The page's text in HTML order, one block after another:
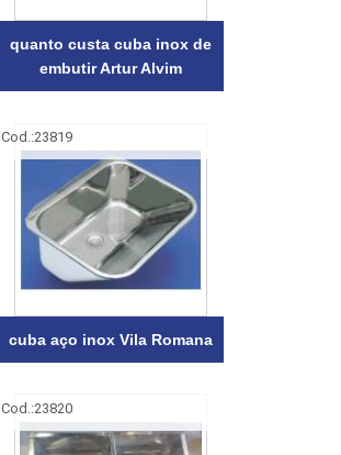
quanto custa cuba inox de
embutir Artur Alvim
Cod.:23819
cuba aço inox Vila Romana
Cod.:23820